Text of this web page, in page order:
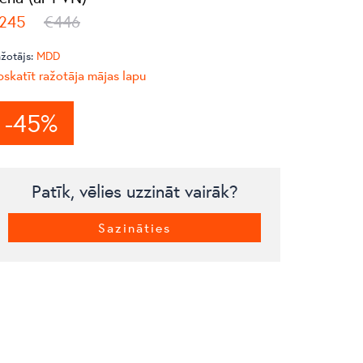
€446
MDD
ražotāja mājas lapu
-45%
Patīk, vēlies uzzināt vairāk?
Sazināties